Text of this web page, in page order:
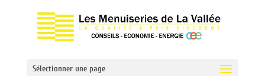
Sélectionner une page